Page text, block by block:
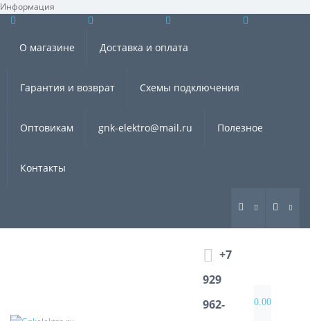
Информация ×
О магазине Доставка и оплата
Гарантия и возврат Схемы подключения
Оптовикам gnk-elektro@mail.ru Полезное
Контакты
+7
929
962-
0.00